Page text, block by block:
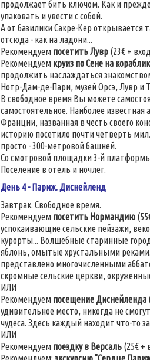
продолжает бить ключом. Как и
упаковать и увести с собой.
А от базилики Сакре-Кер
отсюда - как на ладони...
Рекомендуем посетить Лувр (23€ +
Рекомендуем круиз по Сене на
продолжить наслаждаться
Нотр-Дам-де-Пари, музей Орсэ, Лувр и
В свободное время Вы можете
самостоятельное. Наиболее
Франции, названная в честь своего
историю посетило почти четверть
просто - 300-метровой башней.
Со смотровой площадки 3-й
Поселение в отель и ночлег.
День 4 - Париж. Диснейленд
Завтрак. Свободное время.
Рекомендуем посетить Нормандию
успокаивающие сельские пейзажи,
курорты... Волшебные старинные
яблонь, омытые хрустальными
представлено многочисленными
скромные сельские церкви,
ИЛИ
Рекомендуем посещение Диснейленда
удивительное место, никогда не
чудеса. Здесь каждый находит что-то
ИЛИ
Рекомендуем поездку в Версаль (25€ +